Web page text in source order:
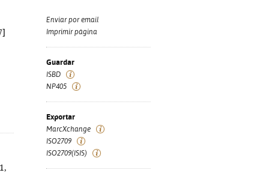
Enviar por email
Imprimir página
Guardar
ISBD
NP405
Exportar
MarcXchange
ISO2709
ISO2709(ISIS)